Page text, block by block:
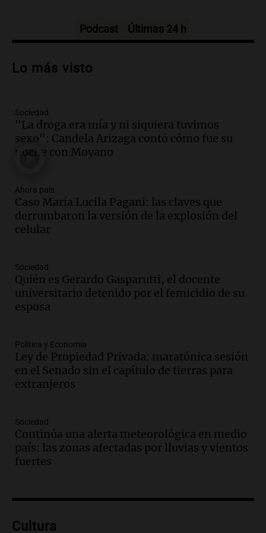
Audio.Debate en el Senado sobre
la soberanía digital en Argentina
Audio.
de semana helado y ciudadanos
marchan contra reforma de tierras
Panorama Federal
Audio.
El "Mono" de Kapanga
adelantó su show en Rosario.
Viva la Radio Rosario
Episodios
en suspenso a hombre por simular robo
de recaudación en San Luis
Panorama Federal
Episodios
ayuda por problemas de fertilidad y la
ostentación de millonarios
Amamos Argentina
Episodios
avanza con testimonios clave sobre el
accidente en Villa Dolores
Panorama Federal
Episodios
tributo todos los jueves
Episodios
Podcast Últimas 24 h
Lo más visto
Sociedad
"La droga era mía y ni siquiera tuvimos
sexo": Candela Arizaga contó cómo fue su
noche con Moyano
Ahora país
Caso María Lucila Pagani: las claves que
derrumbaron la versión de la explosión del
celular
Sociedad
Quién es Gerardo Gasparutti, el docente
universitario detenido por el femicidio de su
esposa
Política y Economía
Ley de Propiedad Privada: maratónica sesión
en el Senado sin el capítulo de tierras para
extranjeros
Sociedad
Continúa una alerta meteorológica en medio
país: las zonas afectadas por lluvias y vientos
fuertes
Cultura